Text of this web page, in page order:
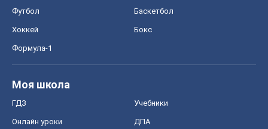
Футбол Баскетбол
Хоккей Бокс
Формула-1
Моя школа
ГДЗ Учебники
Онлайн уроки ДПА